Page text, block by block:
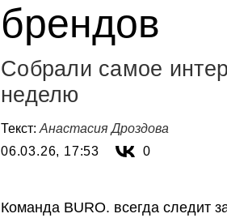
брендов
Собрали самое
неделю
Текст: Анастасия Дроздова
06.03.26, 17:53
0
Команда BURO. всегда следит